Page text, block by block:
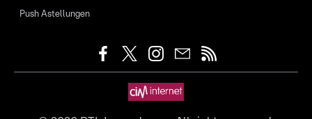
Push Astellungen